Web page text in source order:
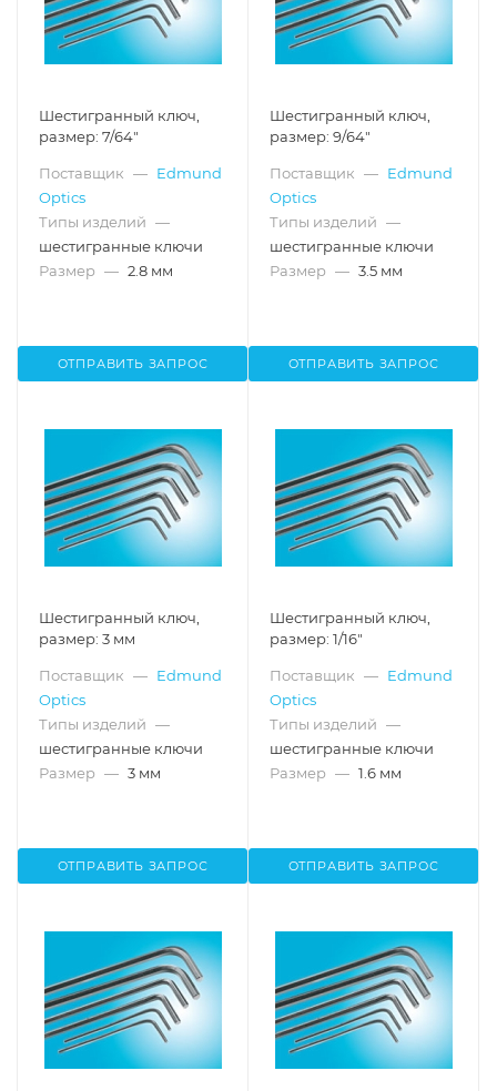
Шестигранный ключ,
размер: 7/64"
Поставщик — Edmund
Optics
Типы изделий —
шестигранные ключи
Размер — 2.8 мм
ОТПРАВИТЬ ЗАПРОС
Шестигранный ключ,
размер: 9/64"
Поставщик — Edmund
Optics
Типы изделий —
шестигранные ключи
Размер — 3.5 мм
ОТПРАВИТЬ ЗАПРОС
Шестигранный ключ,
размер: 3 мм
Поставщик — Edmund
Optics
Типы изделий —
шестигранные ключи
Размер — 3 мм
ОТПРАВИТЬ ЗАПРОС
Шестигранный ключ,
размер: 1/16"
Поставщик — Edmund
Optics
Типы изделий —
шестигранные ключи
Размер — 1.6 мм
ОТПРАВИТЬ ЗАПРОС